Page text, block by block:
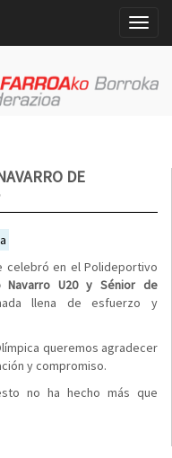
DE
celebró en el Polideportivo
Navarro U20 y Sénior de
llena de esfuerzo y
queremos agradecer
y compromiso.
no ha hecho más que